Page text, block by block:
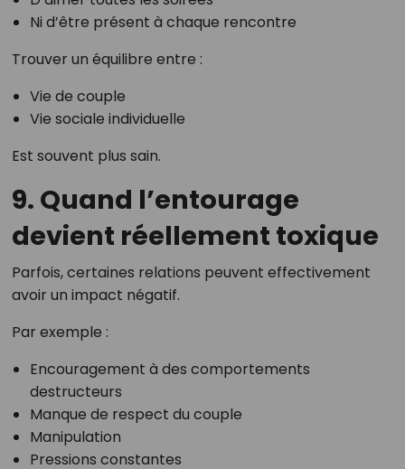
Ni d’être présent à chaque rencontre
Trouver un équilibre entre :
Vie de couple
Vie sociale individuelle
Est souvent plus sain.
9. Quand l’entourage
devient réellement toxique
Parfois, certaines relations peuvent effectivement
avoir un impact négatif.
Par exemple :
Encouragement à des comportements
destructeurs
Manque de respect du couple
Manipulation
Pressions constantes